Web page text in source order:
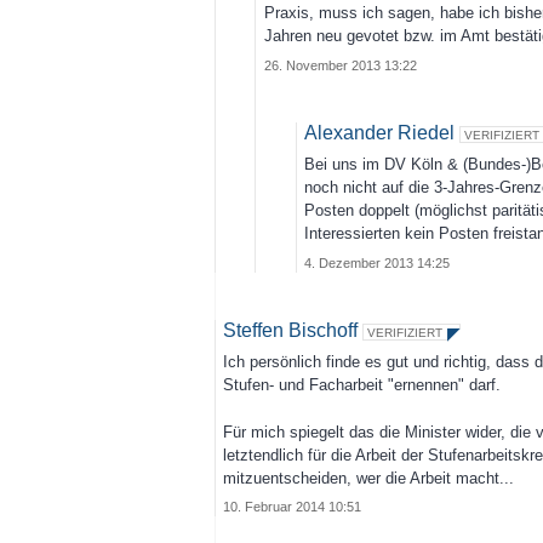
Praxis, muss ich sagen, habe ich
Jahren neu gevotet bzw. im Amt
26. November 2013 13:22
Alexander Riedel VERIFIZIERT
Bei uns im DV Köln & (Bundes-
noch nicht auf die 3-Jahres-
Posten doppelt (möglichst
Interessierten kein Posten
4. Dezember 2013 14:25
Steffen Bischoff VERIFIZIERT
Ich persönlich finde es gut und richtig, dass
Stufen- und Facharbeit "ernennen" darf.
Für mich spiegelt das die Minister wider, die
letztendlich für die Arbeit der
mitzuentscheiden, wer die Arbeit macht...
10. Februar 2014 10:51